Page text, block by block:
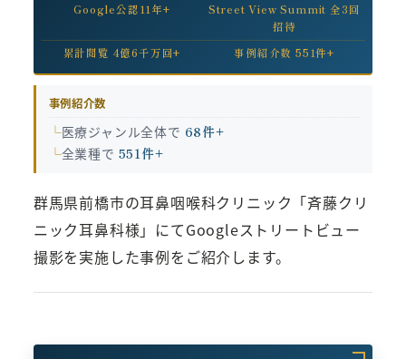
Google公認11年+
Street View Summit 全3回
招待
累計閲覧 4億6千万回+
事例紹介数 551件+
事例紹介数
医療ジャンル全体で 68件+
全業種で 551件+
群馬県前橋市の耳鼻咽喉科クリニック「斉藤クリ
ニック耳鼻科様」にてGoogleストリートビュー
撮影を実施した事例をご紹介します。